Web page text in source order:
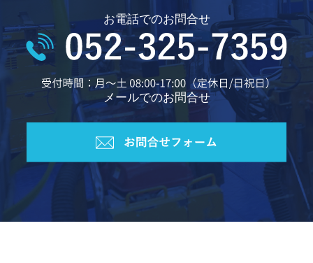
お電話でのお問合せ
メールでのお問合せ